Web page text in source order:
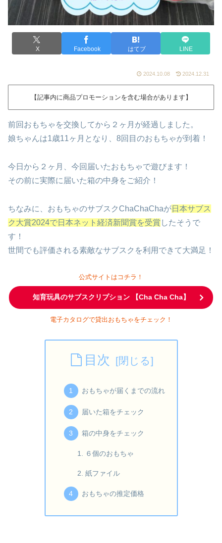
X Facebook はてブ LINE
2024.10.08 2024.12.31
【記事内に商品プロモーションを含む場合があります】
前回おもちゃを交換してから２ヶ月が経過しました。
娘ちゃんは1歳11ヶ月となり、8回目のおもちゃが到着！
今日から２ヶ月、今回届いたおもちゃで遊びます！
その前に実際に届いた箱の中身をご紹介！
ちなみに、おもちゃのサブスクChaChaChaが日本サブス
ク大賞2024で日本ネット経済新聞賞を受賞 したそうで
す！
世間でも評価される素敵なサブスクを利用できて大満足！
公式サイトはコチラ！
知育玩具のサブスクリプション 【Cha Cha Cha】
電子カタログで貸出おもちゃをチェック！
目次
おもちゃが届くまでの流れ
届いた箱をチェック
箱の中身をチェック
６個のおもちゃ
紙ファイル
おもちゃの推定価格